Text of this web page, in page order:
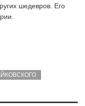
шедевров. Его